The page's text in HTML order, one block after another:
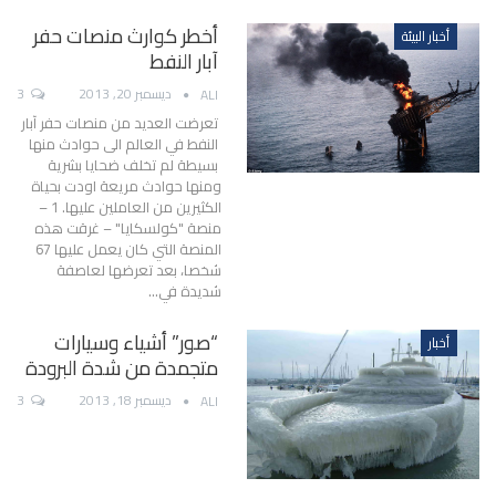
أخبار البيئة أخطر كوارث منصات حفر
آبار النفط
ALI ديسمبر 20, 2013
تعرضت العديد من منصات حفر آبار
النفط في العالم الى حوادث منها
بسيطة لم تخلف ضحايا بشرية
ومنها حوادث مريعة اودت بحياة
الكثيرين من العاملين عليها. 1 –
منصة "كولسكايا" – غرقت هذه
المنصة التي كان يعمل عليها 67
شخصا، بعد تعرضها لعاصفة
شديدة في…
أخبار “صور” أشياء وسيارات
متجمدة من شدة البرودة
ALI ديسمبر 18, 2013